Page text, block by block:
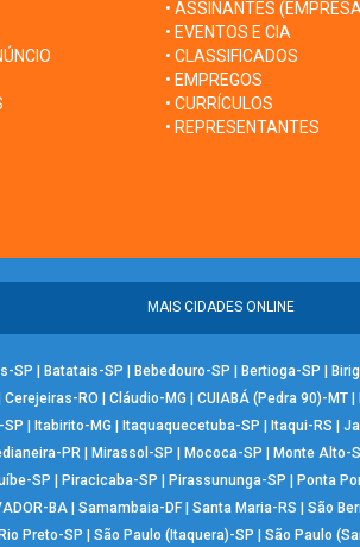
• ASSINANTES
• EVENTOS E CIA
• CLASSIFICADOS
• EMPREGOS
• CURRÍCULOS
• REPRESENTANTES
MAIS CIDADES ONLINE
SP | Batatais-SP | Bebedouro-SP | Bertioga-SP |
Cerejeiras-RO | Cláudio-MG | CUIABÁ (Pedra 90)-MT |
SP | Itabirito-MG | Itaquaquecetuba-SP | Itaqui-RS |
PR | Mirassol-SP | Mococa-SP | Monte Alto-
SP | Piracicaba-SP | Pirassununga-SP | Ponta
BA| Samambaia-DF| Santa Maria-RS | São
Preto-SP | São Paulo (Itaquera)-SP | São Paulo